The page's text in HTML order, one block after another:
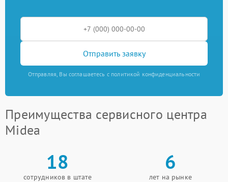
Отправить заявку
Отправляя, Вы соглашаетесь с политикой конфиденциальности
Преимущества сервисного центра
Midea
18
сотрудников в штате
6
лет на рынке